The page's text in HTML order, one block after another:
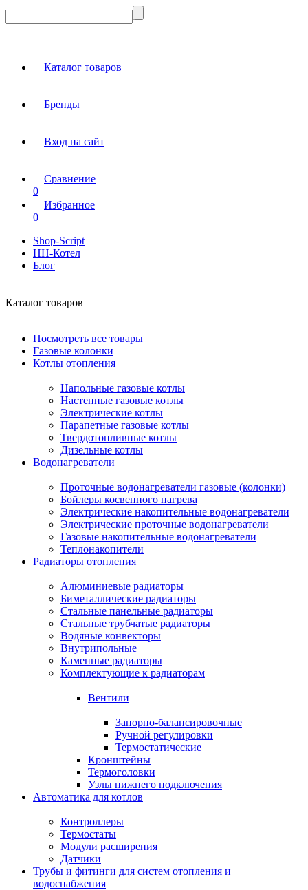
Каталог товаров
Бренды
Вход на сайт
Сравнение
0
Избранное
0
Shop-Script
НН-Котел
Блог
Каталог товаров
Посмотреть все товары
Газовые колонки
Котлы отопления
Напольные газовые котлы
Настенные газовые котлы
Электрические котлы
Парапетные газовые котлы
Твердотопливные котлы
Дизельные котлы
Водонагреватели
Проточные водонагреватели газовые (колонки)
Бойлеры косвенного нагрева
Электрические накопительные водонагреватели
Электрические проточные водонагреватели
Газовые накопительные водонагреватели
Теплонакопители
Радиаторы отопления
Алюминиевые радиаторы
Биметаллические радиаторы
Стальные панельные радиаторы
Стальные трубчатые радиаторы
Водяные конвекторы
Внутрипольные
Каменные радиаторы
Комплектующие к радиаторам
Вентили
Запорно-балансировочные
Ручной регулировки
Термостатические
Кронштейны
Термоголовки
Узлы нижнего подключения
Автоматика для котлов
Контроллеры
Термостаты
Модули расширения
Датчики
Трубы и фитинги для систем отопления и
водоснабжения